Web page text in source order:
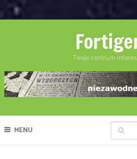
Twoje centrum
MENU